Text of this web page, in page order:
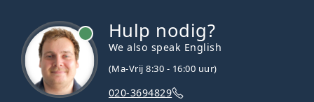
Hulp nodig?
We also speak English
(Ma-Vrij 8:30 - 16:00 uur)
020-3694829